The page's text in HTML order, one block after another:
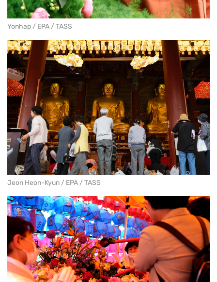
Yonhap / EPA / TASS
Jeon Heon-Kyun / EPA / TASS